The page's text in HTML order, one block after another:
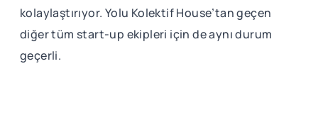
kolaylaştırıyor. Yolu Kolektif House’tan geçen
diğer tüm start-up ekipleri için de aynı durum
geçerli.